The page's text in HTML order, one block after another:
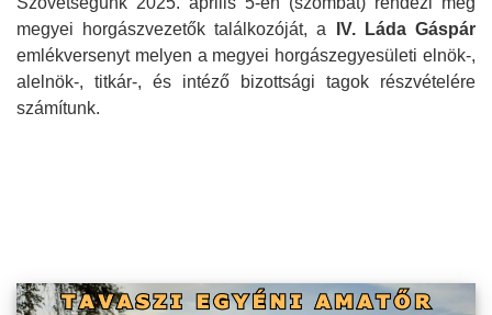
megyei horgászvezetők találkozóját, a
IV. Láda Gáspár
emlékversenyt melyen a megyei horgászegyesületi elnök-,
alelnök-, titkár-, és intéző bizottsági tagok részvételére
számítunk.